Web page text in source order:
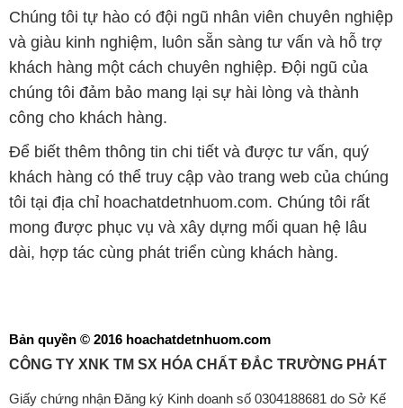
Chúng tôi tự hào có đội ngũ nhân viên chuyên nghiệp
và giàu kinh nghiệm, luôn sẵn sàng tư vấn và hỗ trợ
khách hàng một cách chuyên nghiệp. Đội ngũ của
chúng tôi đảm bảo mang lại sự hài lòng và thành
công cho khách hàng.
Để biết thêm thông tin chi tiết và được tư vấn, quý
khách hàng có thể truy cập vào trang web của chúng
tôi tại địa chỉ hoachatdetnhuom.com. Chúng tôi rất
mong được phục vụ và xây dựng mối quan hệ lâu
dài, hợp tác cùng phát triển cùng khách hàng.
Bản quyền © 2016 hoachatdetnhuom.com
CÔNG TY XNK TM SX HÓA CHẤT ĐẮC TRƯỜNG PHÁT
Giấy chứng nhận Đăng ký Kinh doanh số 0304188681 do Sở Kế